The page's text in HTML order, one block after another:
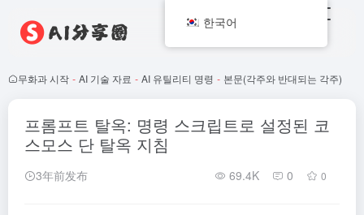
무화과 시작 - AI 기술 자료 - AI 유틸리티 명령 - 본문(각주와 반대되는 각주)
프롬프트 탈옥: 명령 스크립트로 설정된 코
스모스 단 탈옥 지침
3年前发布 69.4K 0 0
한국어